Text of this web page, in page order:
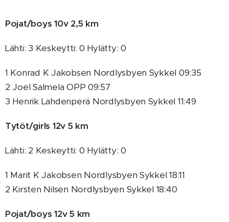
Pojat/boys 10v 2,5 km
Lähti: 3 Keskeytti: 0 Hylätty: 0
1 Konrad K Jakobsen Nordlysbyen Sykkel 09:35
2 Joel Salmela OPP 09:57
3 Henrik Lahdenperä Nordlysbyen Sykkel 11:49
Tytöt/girls 12v 5 km
Lähti: 2 Keskeytti: 0 Hylätty: 0
1 Marit K Jakobsen Nordlysbyen Sykkel 18:11
2 Kirsten Nilsen Nordlysbyen Sykkel 18:40
Pojat/boys 12v 5 km